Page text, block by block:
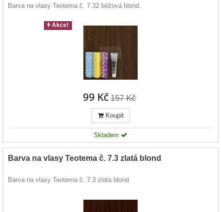
Barva na vlasy Teotema č. 7.32 béžová blond.
Akce!
99 Kč 157 Kč
Koupit
Skladem
Barva na vlasy Teotema č. 7.3 zlatá blond
Barva na vlasy Teotema č. 7.3 zlatá blond.